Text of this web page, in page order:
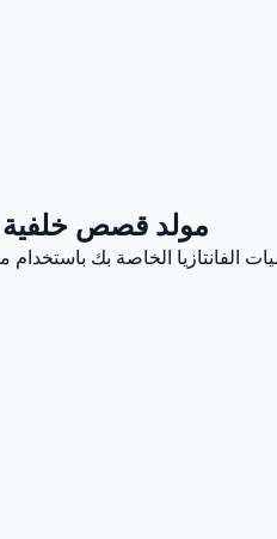
مولد قصص
الخاصة بك باستخدام